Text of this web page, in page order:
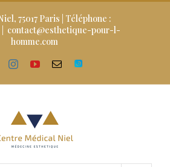
75017 Paris | Téléphone :
contact@esthetique-pour-l-
homme.com
facebookinstagram
youtubeEmailDoctolib